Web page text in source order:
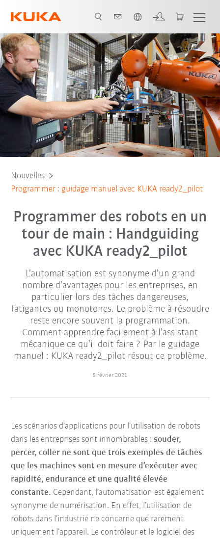
Nouvelles
Programmer : guidage manuel avec KUKA ready2_pilot
Programmer des robots en un
tour de main : Handguiding
avec KUKA ready2_pilot
L’automatisation est synonyme d’un grand
nombre d’avantages pour les entreprises, en
particulier lors des tâches dangereuses,
fatigantes ou monotones. Le problème à résoudre
reste encore souvent la programmation.
Comment apprendre facilement à l’assistant
mécanique ce qu’il doit faire ? Par le guidage
manuel : KUKA ready2_pilot résout ce problème.
5 février 2021
Les scénarios d’applications pour l’utilisation de robots
dans les entreprises sont innombrables :souder,
percer, coller ne sont que trois exemples de tâches
que les machines sont en mesure d’exécuter avec
rapidité, endurance et une qualité élevée
constante. Cependant, l’automatisation est également
synonyme de numérisation. En effet, l’utilisation de
robots dans l’industrie ne concerne que rarement
uniquement l’appareil. Le contrôleur et le logiciel des